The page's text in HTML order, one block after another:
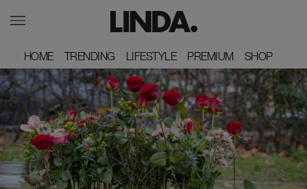
HOME
HOME TRENDING
TRENDING LIFESTYLE
LIFESTYLE PREMIUM
PREMIUM SHOP
SHOP